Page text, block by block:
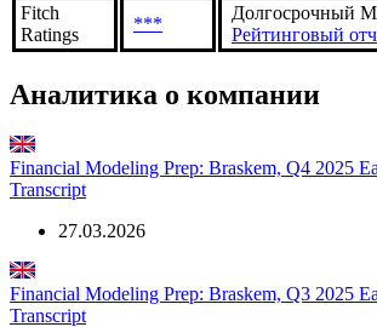
Fitch
Ratings
***
Долгосрочный
Рейтинговый
Аналитика о компании
Financial Modeling Prep: Braskem, Q4 2025
Transcript
27.03.2026
Financial Modeling Prep: Braskem, Q3 2025
Transcript